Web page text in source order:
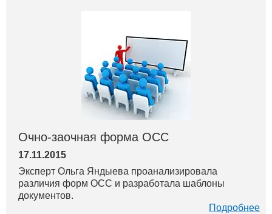
Очно-заочная форма ОСС
17.11.2015
Эксперт Ольга Яндыева проанализировала
различия форм ОСС и разработала шаблоны
документов.
Подробнее